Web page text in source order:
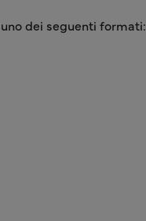
dei seguenti formati: